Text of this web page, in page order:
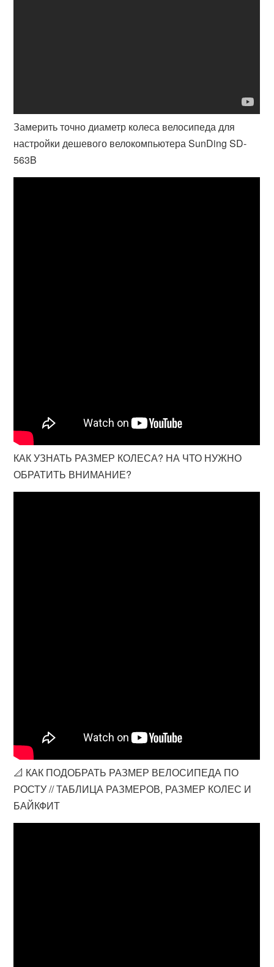
Замерить точно диаметр колеса велосипеда для
настройки дешевого велокомпьютера SunDing SD-
563B
КАК УЗНАТЬ РАЗМЕР КОЛЕСА? НА ЧТО НУЖНО
ОБРАТИТЬ ВНИМАНИЕ?
📐 КАК ПОДОБРАТЬ РАЗМЕР ВЕЛОСИПЕДА ПО
РОСТУ // ТАБЛИЦА РАЗМЕРОВ, РАЗМЕР КОЛЕС И
БАЙКФИТ